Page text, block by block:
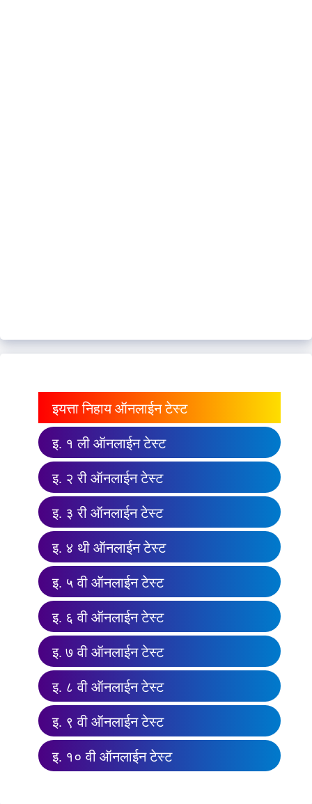
इयत्ता निहाय ऑनलाईन टेस्ट
इ. १ ली ऑनलाईन टेस्ट
इ. २ री ऑनलाईन टेस्ट
इ. ३ री ऑनलाईन टेस्ट
इ. ४ थी ऑनलाईन टेस्ट
इ. ५ वी ऑनलाईन टेस्ट
इ. ६ वी ऑनलाईन टेस्ट
इ. ७ वी ऑनलाईन टेस्ट
इ. ८ वी ऑनलाईन टेस्ट
इ. ९ वी ऑनलाईन टेस्ट
इ. १० वी ऑनलाईन टेस्ट